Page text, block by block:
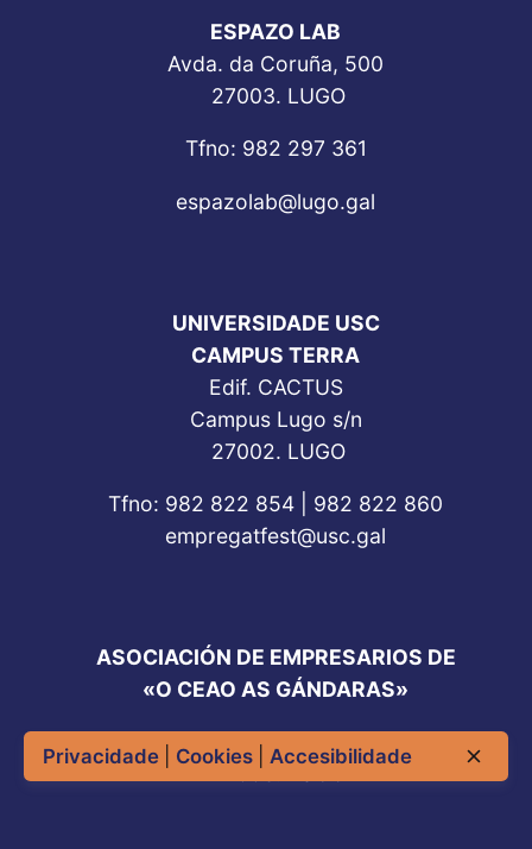
ESPAZO LAB
Avda. da Coruña, 500
27003. LUGO
Tfno: 982 297 361
espazolab@lugo.gal
UNIVERSIDADE USC
CAMPUS TERRA
Edif. CACTUS
Campus Lugo s/n
27002. LUGO
Tfno: 982 822 854 | 982 822 860
empregatfest@usc.gal
ASOCIACIÓN DE EMPRESARIOS DE
«O CEAO AS GÁNDARAS»
Rúa das Leiteiras, s/n
27003. LUGO
Privacidade Cookies Accesibilidade